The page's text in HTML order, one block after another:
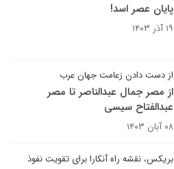
پایان عصر اسد!
۱۹ آذر ۱۴۰۳
از دست دادن زعامت جهان عرب
از مصر جمال عبدالناصر تا مصر
عبدالفتاح سیسی
۰۸ آبان ۱۴۰۳
بریکس، نقشه راه آنکارا برای تقویت نفوذ